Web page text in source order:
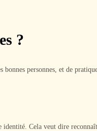
?
bonnes personnes, et de
identité. Cela veut dire